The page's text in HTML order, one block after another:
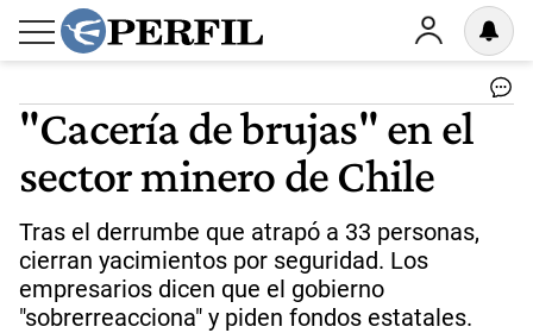
"Cacería de brujas" en el
sector minero de Chile
Tras el derrumbe que atrapó a 33 personas,
cierran yacimientos por seguridad. Los
empresarios dicen que el gobierno
"sobrerreacciona" y piden fondos estatales.